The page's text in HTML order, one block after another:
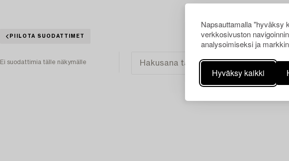
Napsauttamalla "hyväksy
verkkosivuston
analysoimiseksi ja
Hyväksy kaikki
PIILOTA SUODATTIMET
Ei suodattimia tälle näkymälle